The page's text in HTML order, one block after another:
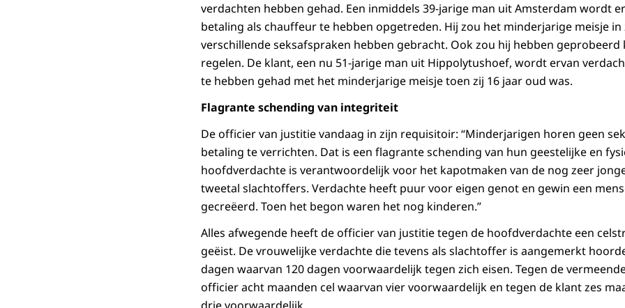
verdachten hebben gehad. Een inmiddels 39-jarige man uit Amsterdam wordt
betaling als chauffeur te hebben opgetreden. Hij zou het minderjarige meisje
verschillende seksafspraken hebben gebracht. Ook zou hij hebben
regelen. De klant, een nu 51-jarige man uit Hippolytushoef, wordt ervan
te hebben gehad met het minderjarige meisje toen zij 16 jaar oud was.
Flagrante schending van integriteit
De officier van justitie vandaag in zijn requisitoir: “Minderjarigen horen geen
betaling te verrichten. Dat is een flagrante schending van hun geestelijke en
hoofdverdachte is verantwoordelijk voor het kapotmaken van de nog zeer
tweetal slachtoffers. Verdachte heeft puur voor eigen genot en gewin een
gecreëerd. Toen het begon waren het nog kinderen.”
Alles afwegende heeft de officier van justitie tegen de hoofdverdachte een
geëist. De vrouwelijke verdachte die tevens als slachtoffer is aangemerkt
dagen waarvan 120 dagen voorwaardelijk tegen zich eisen. Tegen de
officier acht maanden cel waarvan vier voorwaardelijk en tegen de klant zes